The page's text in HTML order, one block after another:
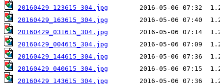
20160429_123615_304.jpg
20160429_163615_304.jpg
20160429_031615_304.jpg
20160429_004615_304.jpg
20160429_144615_304.jpg
20160429_040615_304.jpg
20160429_143615_304.jpg